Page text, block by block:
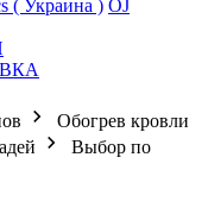
( Украина ) OJ
Обогрев кровли
Выбор по